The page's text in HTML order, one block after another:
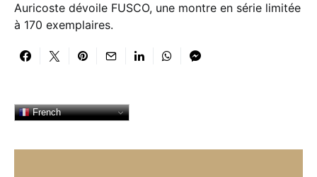
Auricoste dévoile FUSCO, une montre en série limitée
à 170 exemplaires.
French